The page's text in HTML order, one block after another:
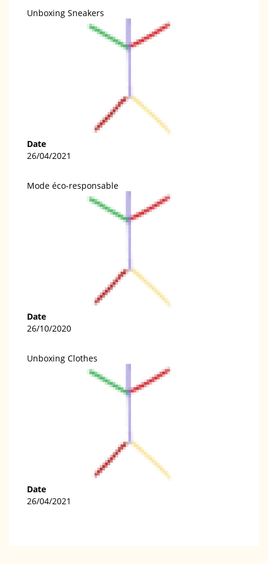
Unboxing Sneakers
Date
26/04/2021
Mode éco-responsable
Date
26/10/2020
Unboxing Clothes
Date
26/04/2021